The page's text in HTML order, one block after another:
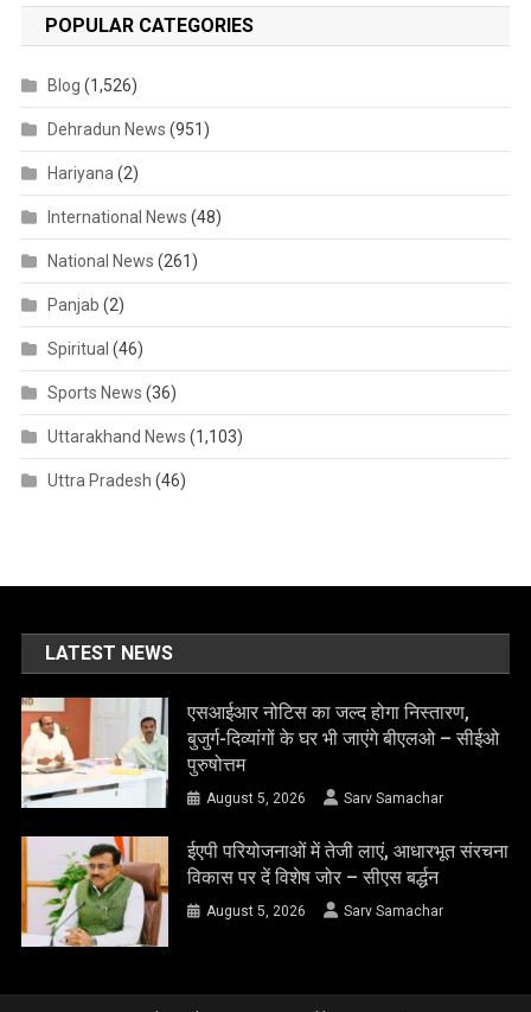
POPULAR CATEGORIES
Blog (1,526)
Dehradun News (951)
Hariyana (2)
International News (48)
National News (261)
Panjab (2)
Spiritual (46)
Sports News (36)
Uttarakhand News (1,103)
Uttra Pradesh (46)
LATEST NEWS
एसआईआर नोटिस का जल्द होगा निस्तारण,
बुजुर्ग-दिव्यांगों के घर भी जाएंगे बीएलओ – सीईओ
पुरुषोत्तम
August 5, 2026 Sarv Samachar
ईएपी परियोजनाओं में तेजी लाएं, आधारभूत संरचना
विकास पर दें विशेष जोर – सीएस बर्द्धन
August 5, 2026 Sarv Samachar